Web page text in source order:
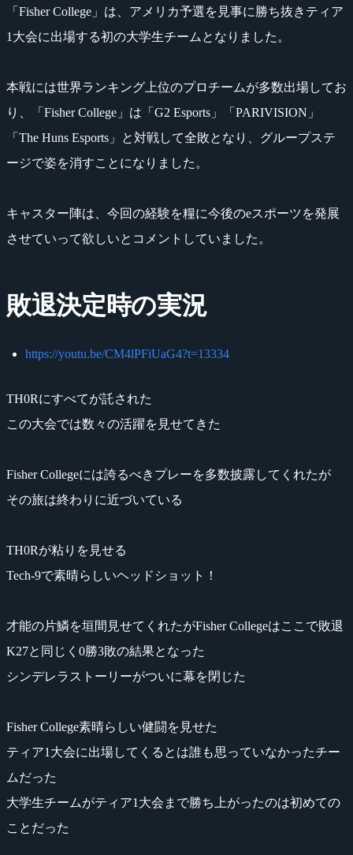
「Fisher College」は、アメリカ予選を見事に勝ち抜きティア
1大会に出場する初の大学生チームとなりました。
本戦には世界ランキング上位のプロチームが多数出場してお
り、「Fisher College」は「G2 Esports」「PARIVISION」
「The Huns Esports」と対戦して全敗となり、グループステ
ージで姿を消すことになりました。
キャスター陣は、今回の経験を糧に今後のeスポーツを発展
させていって欲しいとコメントしていました。
敗退決定時の実況
https://youtu.be/CM4lPFiUaG4?t=13334
TH0Rにすべてが託された
この大会では数々の活躍を見せてきた
Fisher Collegeには誇るべきプレーを多数披露してくれたが
その旅は終わりに近づいている
TH0Rが粘りを見せる
Tech-9で素晴らしいヘッドショット！
才能の片鱗を垣間見せてくれたがFisher Collegeはここで敗退
K27と同じく0勝3敗の結果となった
シンデレラストーリーがついに幕を閉じた
Fisher College素晴らしい健闘を見せた
ティア1大会に出場してくるとは誰も思っていなかったチー
ムだった
大学生チームがティア1大会まで勝ち上がったのは初めての
ことだった